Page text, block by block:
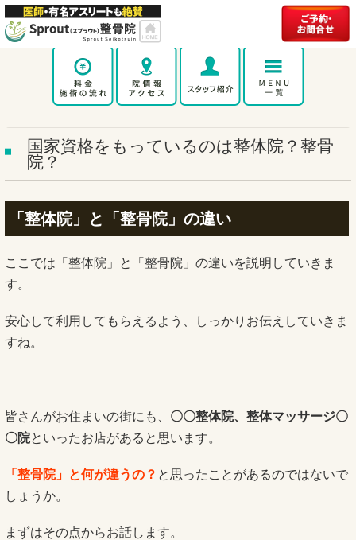
国家資格をもっているのは整体院？整骨
院？
「整体院」と「整骨院」の違い
ここでは「整体院」と「整骨院」の違いを説明していきま
す。
安心して利用してもらえるよう、しっかりお伝えしていきま
すね。
皆さんがお住まいの街にも、 〇〇整体院、整体マッサージ〇
〇院といったお店があると思います。
「整骨院」と何が違うの？ と思ったことがあるのではないで
しょうか。
まずはその点からお話します。